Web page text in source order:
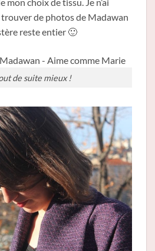
de photos de Madawan
reste entier 🙂
de suite mieux !